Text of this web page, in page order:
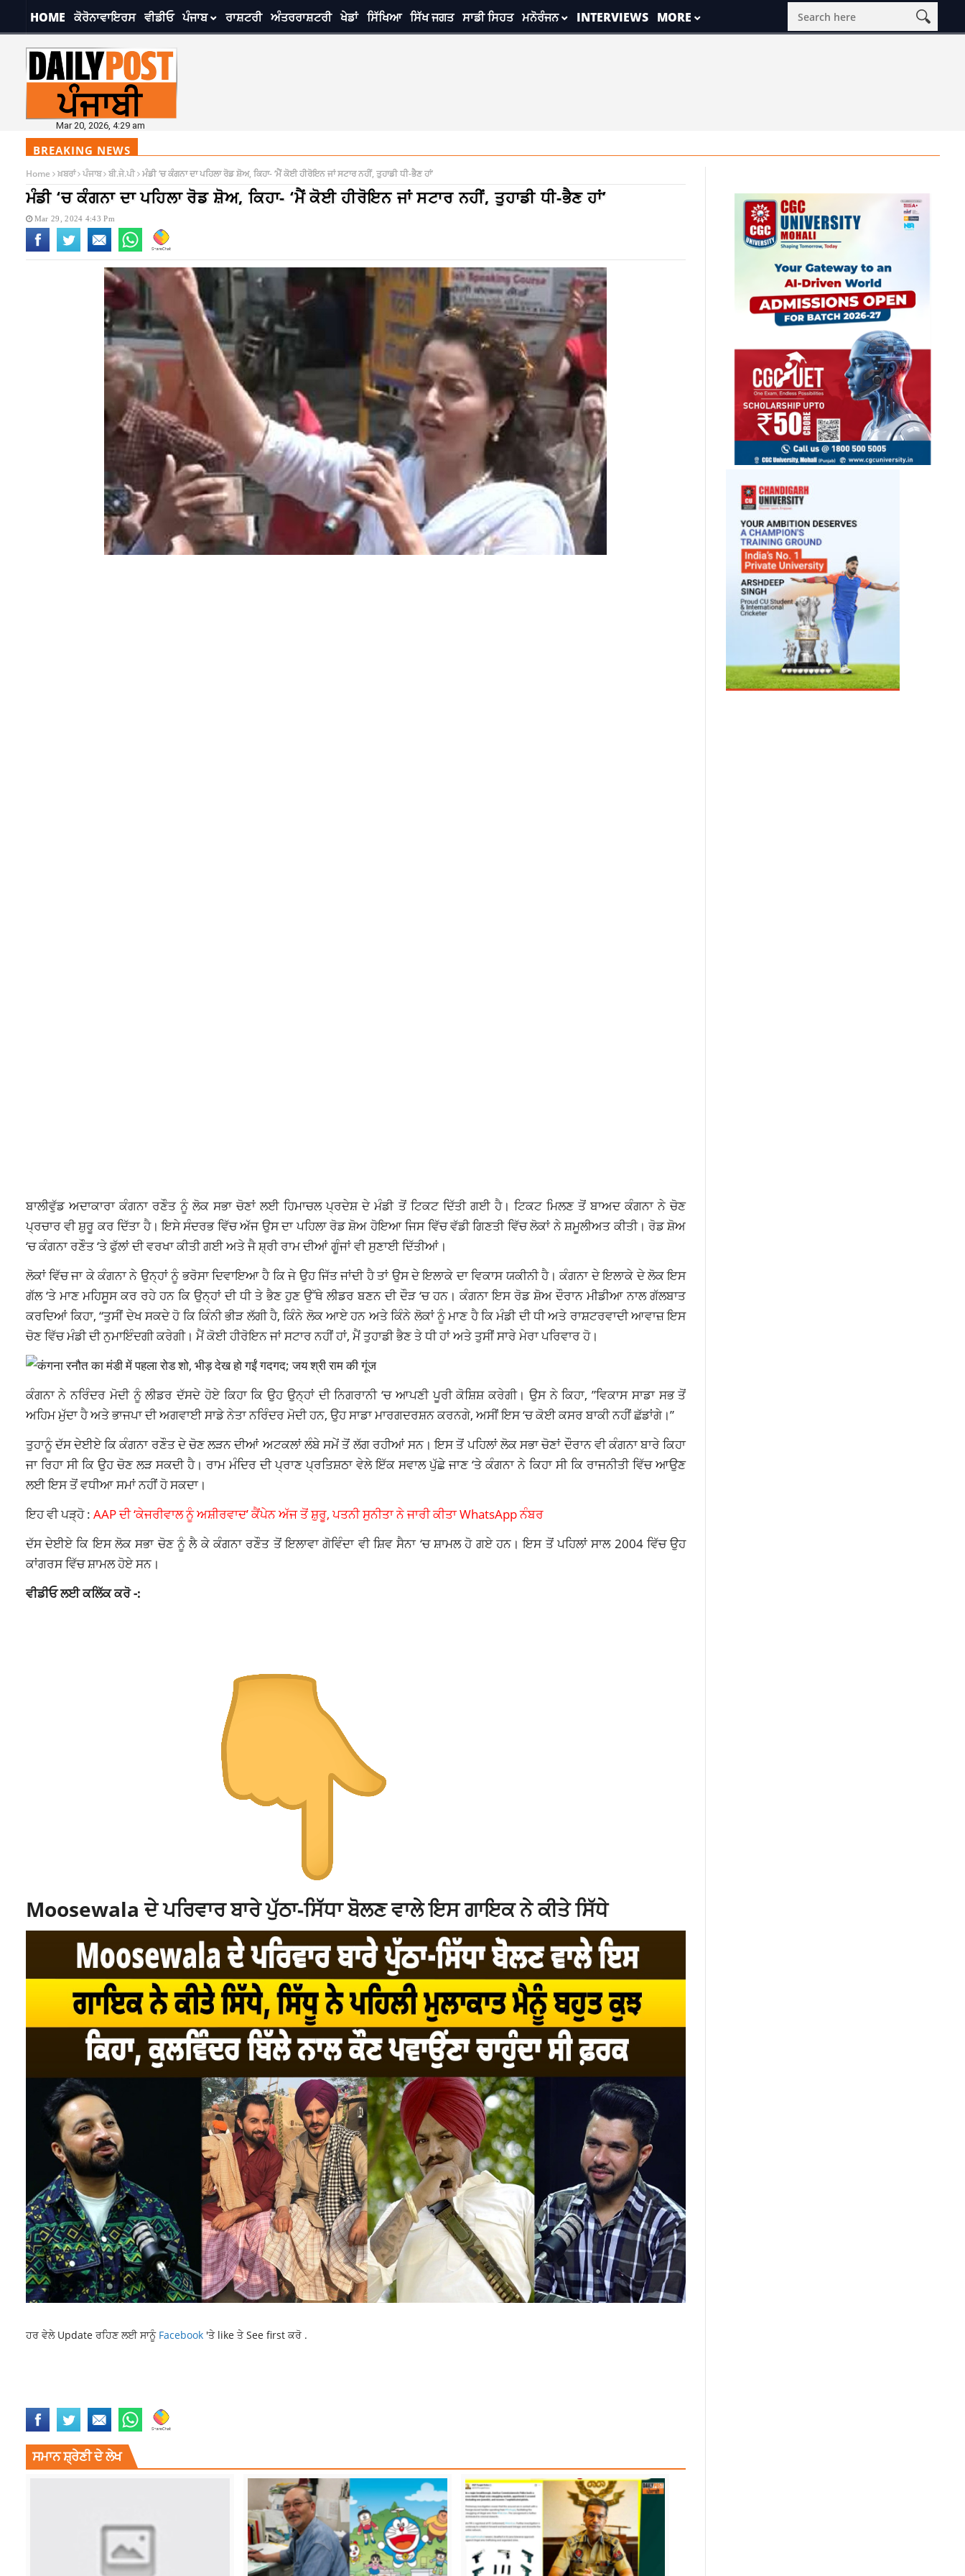
HOME ਕੋਰੋਨਾਵਾਇਰਸ ਵੀਡੀਓ ਪੰਜਾਬ ਰਾਸ਼ਟਰੀ ਅੰਤਰਰਾਸ਼ਟਰੀ ਖੇਡਾਂ ਸਿੱਖਿਆ ਸਿੱਖ ਜਗਤ ਸਾਡੀ ਸਿਹਤ ਮਨੋਰੰਜਨ INTERVIEWS MORE
Mar 20, 2026, 4:29 am
BREAKING NEWS
Home ਖ਼ਬਰਾਂ ਪੰਜਾਬ ਬੀ.ਜੇ.ਪੀ ਮੰਡੀ ‘ਚ ਕੰਗਨਾ ਦਾ ਪਹਿਲਾ ਰੋਡ ਸ਼ੋਅ, ਕਿਹਾ- ‘ਮੈਂ ਕੋਈ ਹੀਰੋਇਨ ਜਾਂ ਸਟਾਰ ਨਹੀਂ, ਤੁਹਾਡੀ ਧੀ-ਭੈਣ ਹਾਂ’
ਮੰਡੀ ‘ਚ ਕੰਗਨਾ ਦਾ ਪਹਿਲਾ ਰੋਡ ਸ਼ੋਅ, ਕਿਹਾ- ‘ਮੈਂ ਕੋਈ ਹੀਰੋਇਨ ਜਾਂ ਸਟਾਰ ਨਹੀਂ, ਤੁਹਾਡੀ ਧੀ-ਭੈਣ ਹਾਂ’
Mar 29, 2024 4:43 Pm
ਬਾਲੀਵੁੱਡ ਅਦਾਕਾਰਾ ਕੰਗਨਾ ਰਣੌਤ ਨੂੰ ਲੋਕ ਸਭਾ ਚੋਣਾਂ ਲਈ ਹਿਮਾਚਲ ਪ੍ਰਦੇਸ਼ ਦੇ ਮੰਡੀ ਤੋਂ ਟਿਕਟ ਦਿੱਤੀ ਗਈ ਹੈ। ਟਿਕਟ ਮਿਲਣ ਤੋਂ ਬਾਅਦ ਕੰਗਨਾ ਨੇ ਚੋਣ
ਪ੍ਰਚਾਰ ਵੀ ਸ਼ੁਰੂ ਕਰ ਦਿੱਤਾ ਹੈ। ਇਸੇ ਸੰਦਰਭ ਵਿੱਚ ਅੱਜ ਉਸ ਦਾ ਪਹਿਲਾ ਰੋਡ ਸ਼ੋਅ ਹੋਇਆ ਜਿਸ ਵਿੱਚ ਵੱਡੀ ਗਿਣਤੀ ਵਿੱਚ ਲੋਕਾਂ ਨੇ ਸ਼ਮੂਲੀਅਤ ਕੀਤੀ। ਰੋਡ ਸ਼ੋਅ
‘ਚ ਕੰਗਨਾ ਰਣੌਤ ‘ਤੇ ਫੁੱਲਾਂ ਦੀ ਵਰਖਾ ਕੀਤੀ ਗਈ ਅਤੇ ਜੈ ਸ਼੍ਰੀ ਰਾਮ ਦੀਆਂ ਗੂੰਜਾਂ ਵੀ ਸੁਣਾਈ ਦਿੱਤੀਆਂ।
ਲੋਕਾਂ ਵਿੱਚ ਜਾ ਕੇ ਕੰਗਨਾ ਨੇ ਉਨ੍ਹਾਂ ਨੂੰ ਭਰੋਸਾ ਦਿਵਾਇਆ ਹੈ ਕਿ ਜੇ ਉਹ ਜਿੱਤ ਜਾਂਦੀ ਹੈ ਤਾਂ ਉਸ ਦੇ ਇਲਾਕੇ ਦਾ ਵਿਕਾਸ ਯਕੀਨੀ ਹੈ। ਕੰਗਨਾ ਦੇ ਇਲਾਕੇ ਦੇ ਲੋਕ ਇਸ
ਗੱਲ ‘ਤੇ ਮਾਣ ਮਹਿਸੂਸ ਕਰ ਰਹੇ ਹਨ ਕਿ ਉਨ੍ਹਾਂ ਦੀ ਧੀ ਤੇ ਭੈਣ ਹੁਣ ਉੱਥੇ ਲੀਡਰ ਬਣਨ ਦੀ ਦੌੜ ‘ਚ ਹਨ। ਕੰਗਨਾ ਇਸ ਰੋਡ ਸ਼ੋਅ ਦੌਰਾਨ ਮੀਡੀਆ ਨਾਲ ਗੱਲਬਾਤ
ਕਰਦਿਆਂ ਕਿਹਾ, “ਤੁਸੀਂ ਦੇਖ ਸਕਦੇ ਹੋ ਕਿ ਕਿੰਨੀ ਭੀੜ ਲੱਗੀ ਹੈ, ਕਿੰਨੇ ਲੋਕ ਆਏ ਹਨ ਅਤੇ ਕਿੰਨੇ ਲੋਕਾਂ ਨੂੰ ਮਾਣ ਹੈ ਕਿ ਮੰਡੀ ਦੀ ਧੀ ਅਤੇ ਰਾਸ਼ਟਰਵਾਦੀ ਆਵਾਜ਼ ਇਸ
ਚੋਣ ਵਿੱਚ ਮੰਡੀ ਦੀ ਨੁਮਾਇੰਦਗੀ ਕਰੇਗੀ। ਮੈਂ ਕੋਈ ਹੀਰੋਇਨ ਜਾਂ ਸਟਾਰ ਨਹੀਂ ਹਾਂ, ਮੈਂ ਤੁਹਾਡੀ ਭੈਣ ਤੇ ਧੀ ਹਾਂ ਅਤੇ ਤੁਸੀਂ ਸਾਰੇ ਮੇਰਾ ਪਰਿਵਾਰ ਹੋ।
ਕੰਗਨਾ ਨੇ ਨਰਿੰਦਰ ਮੋਦੀ ਨੂੰ ਲੀਡਰ ਦੱਸਦੇ ਹੋਏ ਕਿਹਾ ਕਿ ਉਹ ਉਨ੍ਹਾਂ ਦੀ ਨਿਗਰਾਨੀ ‘ਚ ਆਪਣੀ ਪੂਰੀ ਕੋਸ਼ਿਸ਼ ਕਰੇਗੀ। ਉਸ ਨੇ ਕਿਹਾ, ”ਵਿਕਾਸ ਸਾਡਾ ਸਭ ਤੋਂ
ਅਹਿਮ ਮੁੱਦਾ ਹੈ ਅਤੇ ਭਾਜਪਾ ਦੀ ਅਗਵਾਈ ਸਾਡੇ ਨੇਤਾ ਨਰਿੰਦਰ ਮੋਦੀ ਹਨ, ਉਹ ਸਾਡਾ ਮਾਰਗਦਰਸ਼ਨ ਕਰਨਗੇ, ਅਸੀਂ ਇਸ ‘ਚ ਕੋਈ ਕਸਰ ਬਾਕੀ ਨਹੀਂ ਛੱਡਾਂਗੇ।”
ਤੁਹਾਨੂੰ ਦੱਸ ਦੇਈਏ ਕਿ ਕੰਗਨਾ ਰਣੌਤ ਦੇ ਚੋਣ ਲੜਨ ਦੀਆਂ ਅਟਕਲਾਂ ਲੰਬੇ ਸਮੇਂ ਤੋਂ ਲੱਗ ਰਹੀਆਂ ਸਨ। ਇਸ ਤੋਂ ਪਹਿਲਾਂ ਲੋਕ ਸਭਾ ਚੋਣਾਂ ਦੌਰਾਨ ਵੀ ਕੰਗਨਾ ਬਾਰੇ ਕਿਹਾ
ਜਾ ਰਿਹਾ ਸੀ ਕਿ ਉਹ ਚੋਣ ਲੜ ਸਕਦੀ ਹੈ। ਰਾਮ ਮੰਦਿਰ ਦੀ ਪ੍ਰਾਣ ਪ੍ਰਤਿਸ਼ਠਾ ਵੇਲੇ ਇੱਕ ਸਵਾਲ ਪੁੱਛੇ ਜਾਣ ‘ਤੇ ਕੰਗਨਾ ਨੇ ਕਿਹਾ ਸੀ ਕਿ ਰਾਜਨੀਤੀ ਵਿੱਚ ਆਉਣ
ਲਈ ਇਸ ਤੋਂ ਵਧੀਆ ਸਮਾਂ ਨਹੀਂ ਹੋ ਸਕਦਾ।
ਇਹ ਵੀ ਪੜ੍ਹੋ : AAP ਦੀ ‘ਕੇਜਰੀਵਾਲ ਨੂੰ ਅਸ਼ੀਰਵਾਦ’ ਕੈਂਪੇਨ ਅੱਜ ਤੋਂ ਸ਼ੁਰੂ, ਪਤਨੀ ਸੁਨੀਤਾ ਨੇ ਜਾਰੀ ਕੀਤਾ WhatsApp ਨੰਬਰ
ਦੱਸ ਦੇਈਏ ਕਿ ਇਸ ਲੋਕ ਸਭਾ ਚੋਣ ਨੂੰ ਲੈ ਕੇ ਕੰਗਨਾ ਰਣੌਤ ਤੋਂ ਇਲਾਵਾ ਗੋਵਿੰਦਾ ਵੀ ਸ਼ਿਵ ਸੈਨਾ ‘ਚ ਸ਼ਾਮਲ ਹੋ ਗਏ ਹਨ। ਇਸ ਤੋਂ ਪਹਿਲਾਂ ਸਾਲ 2004 ਵਿੱਚ ਉਹ
ਕਾਂਗਰਸ ਵਿੱਚ ਸ਼ਾਮਲ ਹੋਏ ਸਨ।
ਵੀਡੀਓ ਲਈ ਕਲਿੱਕ ਕਰੋ -:
Moosewala ਦੇ ਪਰਿਵਾਰ ਬਾਰੇ ਪੁੱਠਾ-ਸਿੱਧਾ ਬੋਲਣ ਵਾਲੇ ਇਸ ਗਾਇਕ ਨੇ ਕੀਤੇ ਸਿੱਧੇ
ਹਰ ਵੇਲੇ Update ਰਹਿਣ ਲਈ ਸਾਨੂੰ Facebook 'ਤੇ like ਤੇ See first ਕਰੋ .
ਸਮਾਨ ਸ਼੍ਰੇਣੀ ਦੇ ਲੇਖ